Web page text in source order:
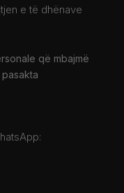
e të dhënave
që mbajmë